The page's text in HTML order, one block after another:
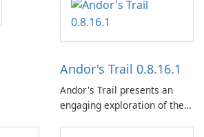
Andor's Trail 0.8.16.1
Andor's Trail presents an
engaging exploration of the